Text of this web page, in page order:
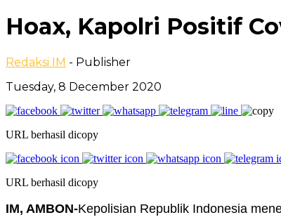
Hoax, Kapolri Positif
Redaksi IM - Publisher
Tuesday, 8 December 2020
URL berhasil dicopy
URL berhasil dicopy
IM, AMBON-Kepolisian Republik Indonesia